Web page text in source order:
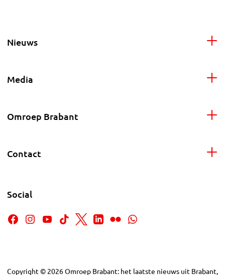
Nieuws
Media
Omroep Brabant
Contact
Social
Copyright © 2026Omroep Brabant: het laatste nieuws uit Brabant,